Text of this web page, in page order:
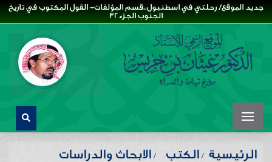
جديد الموقع/ رحلتي في اسطنبول،،قسم المؤلفات- القول المكتوب في تاريخ
الجنوب الجزء32
الرئيسية الكتب
الابحاث والدراسات